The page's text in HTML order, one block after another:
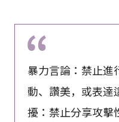
暴力言論：禁止進
動、讚美，或表達
擾：禁止分享攻擊